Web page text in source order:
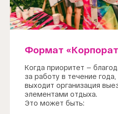
Формат
Когда приоритет —
за работу в течение
выходит организация
элементами отдыха.
Это может быть: